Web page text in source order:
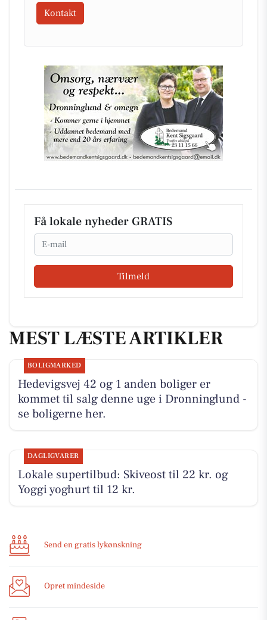
Kontakt
Få lokale nyheder GRATIS
Email
Tilmeld
MEST LÆSTE ARTIKLER
BOLIGMARKED
Hedevigsvej 42 og 1 anden boliger er
kommet til salg denne uge i Dronninglund -
se boligerne her.
DAGLIGVARER
Lokale supertilbud: Skiveost til 22 kr. og
Yoggi yoghurt til 12 kr.
Send en gratis lykønskning
Opret mindeside